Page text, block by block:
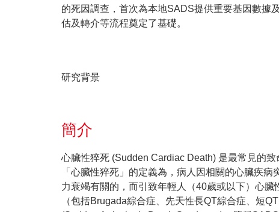
的死因調查，首次為本地SADS提供重要基因數據
估及轉介等流程奠定了基礎。
研究背景
簡介
心臟性猝死 (Sudden Cardiac Death) 是最常見的
「心臟性猝死」的定義為，病人因相關的心臟疾
力衰竭有關的，而引致年輕人（40歲或以下）心
（包括Brugada綜合症、先天性長QT綜合症、短